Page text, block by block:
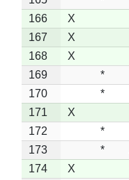
166
X
167
X
168
X
169
*
170
*
171
X
172
*
173
*
174
X